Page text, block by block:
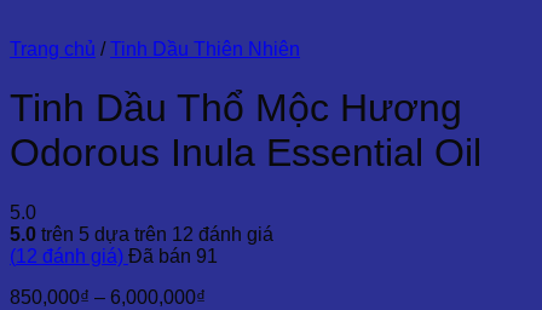
Trang chủ / Tinh Dầu Thiên Nhiên
Tinh Dầu Thổ Mộc Hương
Odorous Inula Essential Oil
5.0
5.0 trên 5 dựa trên 12 đánh giá
(12 đánh giá) Đã bán 91
850,000₫ – 6,000,000₫